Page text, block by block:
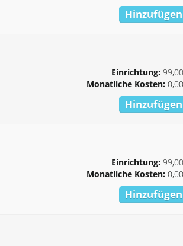
Hinzufügen
Einrichtung:
Monatliche Kosten:
Hinzufügen
Einrichtung:
Monatliche Kosten:
Hinzufügen